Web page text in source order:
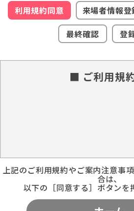
利用規約同意 来場者情報登
最終確認
登
■ ご利用規
上記のご利用規約やご案内注意事
合は、
以下の［同意する］ボタンを